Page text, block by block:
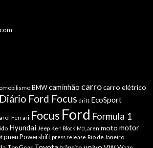
BMW caminhão carrocarro elétrico
Diário Ford Focus drift EcoSport
Ferrari Focus Ford Formula 1
Hyundai Jeep Ken Block McLaren moto motor
pneu Powershift press release Rio de Janeiro